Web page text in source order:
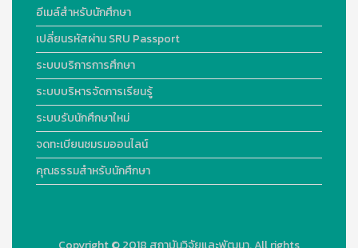
อีเมล์สำหรับนักศึกษา
เปลี่ยนรหัสผ่าน SRU Passport
ระบบบริการการศึกษา
ระบบบริหารจัดการเรียนรู้
ระบบรับนักศึกษาใหม่
จดทะเบียนชมรมออนไลน์
คุณธรรมสำหรับนักศึกษา